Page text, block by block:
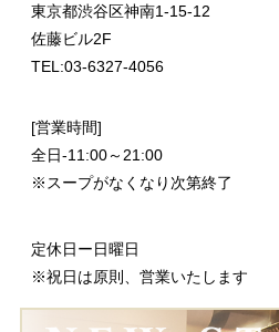
東京都渋谷区神南1-15-12
佐藤ビル2F
TEL:03-6327-4056
[営業時間]
全日-11:00～21:00
※スープがなくなり次第終了
定休日ー日曜日
※祝日は原則、営業いたします